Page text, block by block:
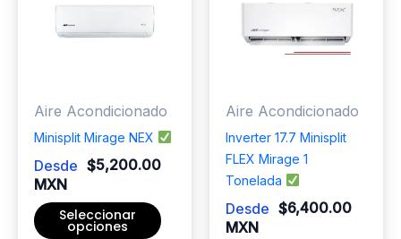
Aire Acondicionado
Minisplit Mirage NEX
Desde $5,200.00
MXN
Seleccionar
opciones
Aire Acondicionado
Inverter 17.7 Minisplit
FLEX Mirage 1
Tonelada
Desde $6,400.00
MXN